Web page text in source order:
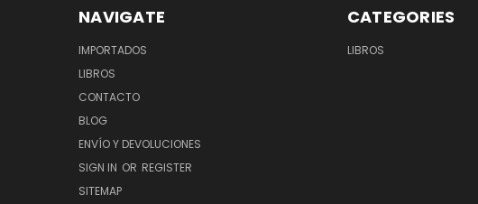
NAVIGATE
IMPORTADOS
LIBROS
CONTACTO
BLOG
ENVÍO Y DEVOLUCIONES
SIGN IN OR REGISTER
SITEMAP
CATEGORIES
LIBROS